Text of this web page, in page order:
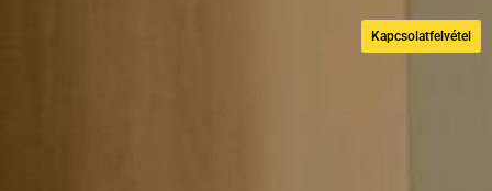
Kapcsolatfelvétel